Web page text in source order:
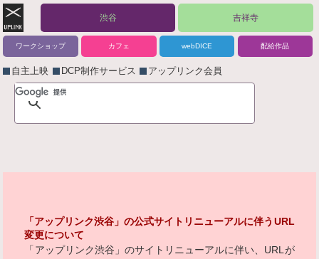
渋谷 吉祥寺
ワークショップ カフェ webDICE 配給作品
自主上映 DCP制作サービス アップリンク会員
「アップリンク渋谷」の公式サイトリニューアルに伴うURL
変更について
「アップリンク渋谷」のサイトリニューアルに伴い、URLが